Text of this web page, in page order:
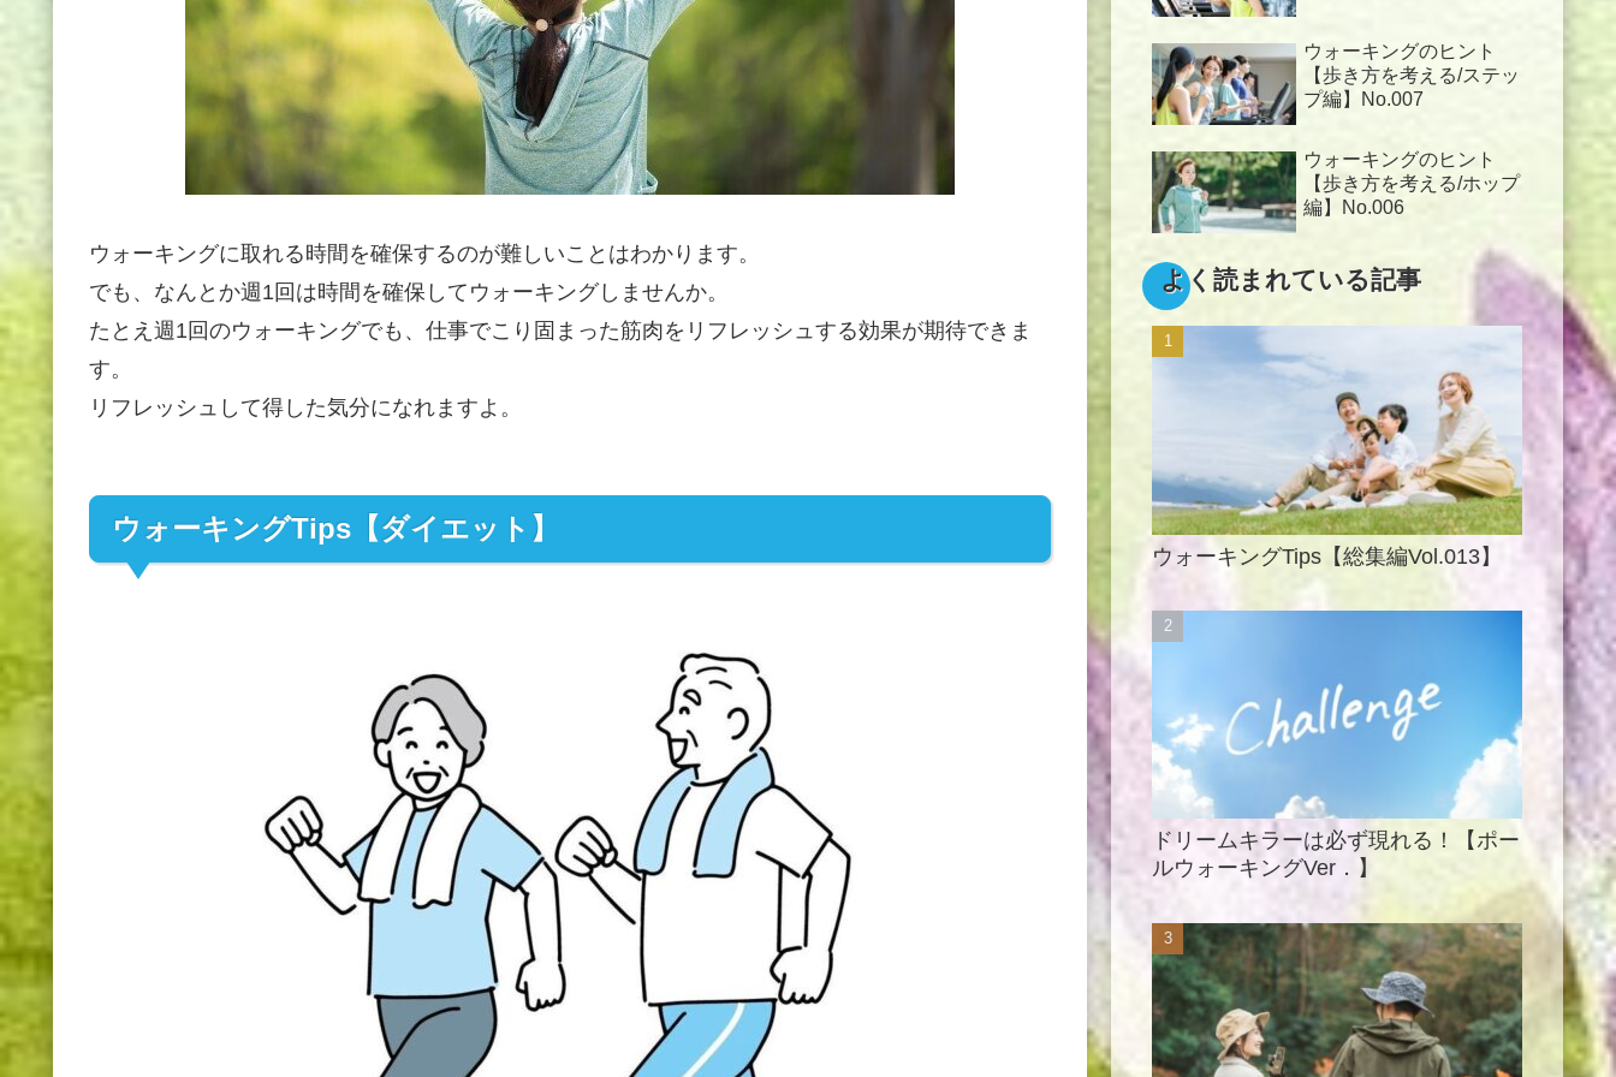
ウォーキングに取れる時間を確保するのが難しいことはわかります。
でも、なんとか週1回は時間を確保してウォーキングしませんか。
たとえ週1回のウォーキングでも、仕事でこり固まった筋肉をリフレッシュする効果が期待できま
す。
リフレッシュして得した気分になれますよ。
ウォーキングTips【ダイエット】
ウォーキングのヒント
【歩き方を考える/ステッ
プ編】No.007
ウォーキングのヒント
【歩き方を考える/ホップ
編】No.006
よく読まれている記事
ウォーキングTips【総集編Vol.013】
ドリームキラーは必ず現れる！【ポー
ルウォーキングVer．】